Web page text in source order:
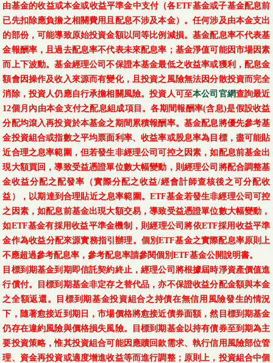
由基金的收益或本金或收益平準金中支付（各ETF基金或子基金配息前
已先扣除應負擔之相關費用且配息不涉及本金）。任何涉及由本金支出
的部份，可能導致原始投資金額以同等比例減損。基金配息率不代表基
金報酬率，且過去配息率不代表未來配息率；基金淨值可能因市場因素
而上下波動。基金經理公司不保證本基金最低之收益率或獲利，配息金
額會因操作及收入來源而有變化，且投資之風險無法因分散投資而完全
消除，投資人仍應自行承擔相關風險。投資人可至本公司官網查詢最近
12個月內由本金支付之配息組成項目。各期間報酬率(含息)是假設收益
分配均滾入再投資於本基金之期間累積報酬率。基金配息將優先參考基
金投資組合或指數之平均票面利率、收益率或股息率為目標，盡可能貼
近合理之息率範圍，但若發生非經理公司可控之因素，如配息前基金出
現大額買回，導致受益憑證單位數大幅變動，則經理公司將配合調整基
金收益分配之配發率（實際分配之收益/經會計師查核後之可分配收
益），以期達到合理貼近之息率範圍。ETF基金若發生非經理公司可控
之因素，如配息前基金出現大額交易，導致受益憑證單位數大幅變動，
如ETF基金有採用收益平準金機制，則經理公司將依ETF採用收益平準
金作為收益分配來源實務指引辦理。個別ETF基金之實際配息率原則上
不應超過參考配息率，參考配息率請參閱個別ETF基金公開說明書。
目標到期基金到期即信託契約終止，經理公司將根據屆時淨資產價值進
行償付。目標到期基金非定存之替代品，亦不保證收益分配金額與本金
之全額返還。目標到期基金投資組合之持債在無信用風險發生的情況
下，隨著愈接近到期日，市場價格將愈接近債券面額，然目標到期基金
仍存在違約風險與價格損失風險。目標到期基金以持有債券至到期為主
要投資策略，惟其投資組合可能因應贖回款需求、執行信用風險部位管
理、資金再投資或適度增進收益等而進行調整；原則上，投資組合中個